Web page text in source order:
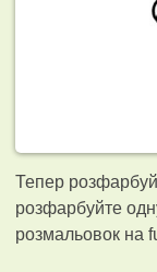
Тепер
розфарбуйте
розмальовок на